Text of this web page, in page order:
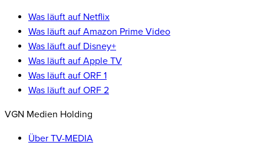
Was läuft auf Netflix
Was läuft auf Amazon Prime Video
Was läuft auf Disney+
Was läuft auf Apple TV
Was läuft auf ORF 1
Was läuft auf ORF 2
VGN Medien Holding
Über TV-MEDIA